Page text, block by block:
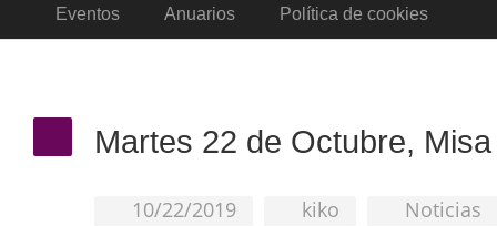
Eventos Anuarios Política de cookies
Martes 22 de Octubre,
10/22/2019 kiko Noticias